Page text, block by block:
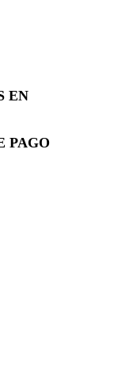
EN
PAGO